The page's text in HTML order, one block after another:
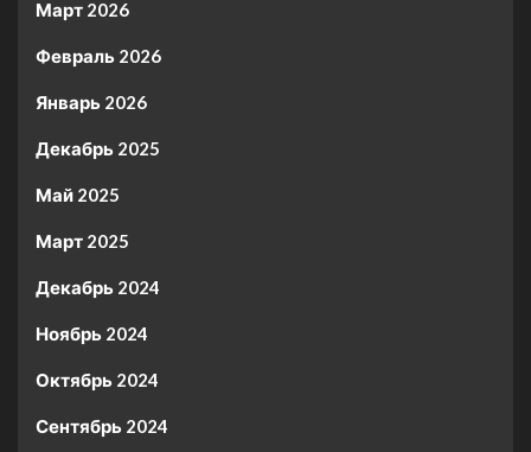
Март 2026
Февраль 2026
Январь 2026
Декабрь 2025
Май 2025
Март 2025
Декабрь 2024
Ноябрь 2024
Октябрь 2024
Сентябрь 2024